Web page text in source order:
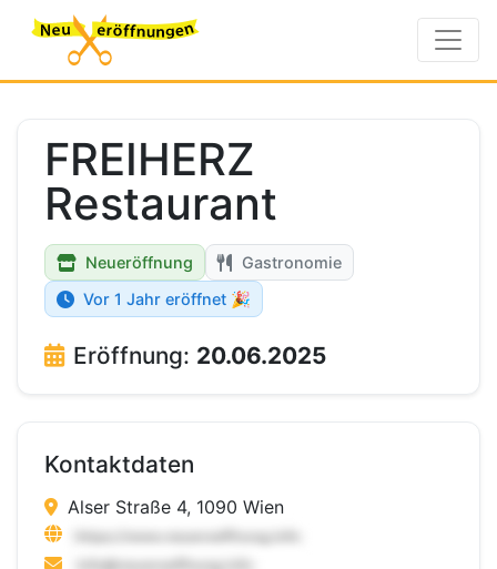
FREIHERZ
Restaurant
Neueröffnung
Gastronomie
Vor 1 Jahr eröffnet 🎉
Eröffnung: 20.06.2025
Kontaktdaten
Alser Straße 4, 1090 Wien